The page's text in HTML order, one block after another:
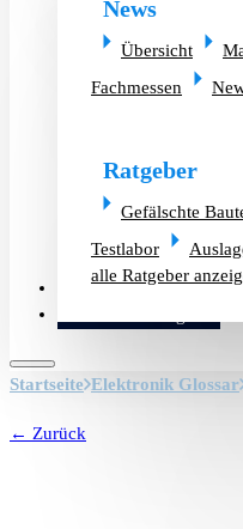
News
Übersicht
Fachmessen
Ratgeber
Gefälschte
Testlabor
alle Ratgeber
Altlager verkaufen
Startseite Elektronik Glossar
← Zurück